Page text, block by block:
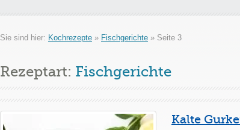
Sie sind hier: Kochrezepte » Fischgerichte » Seite 3
Rezeptart: Fischgerichte
Kalte